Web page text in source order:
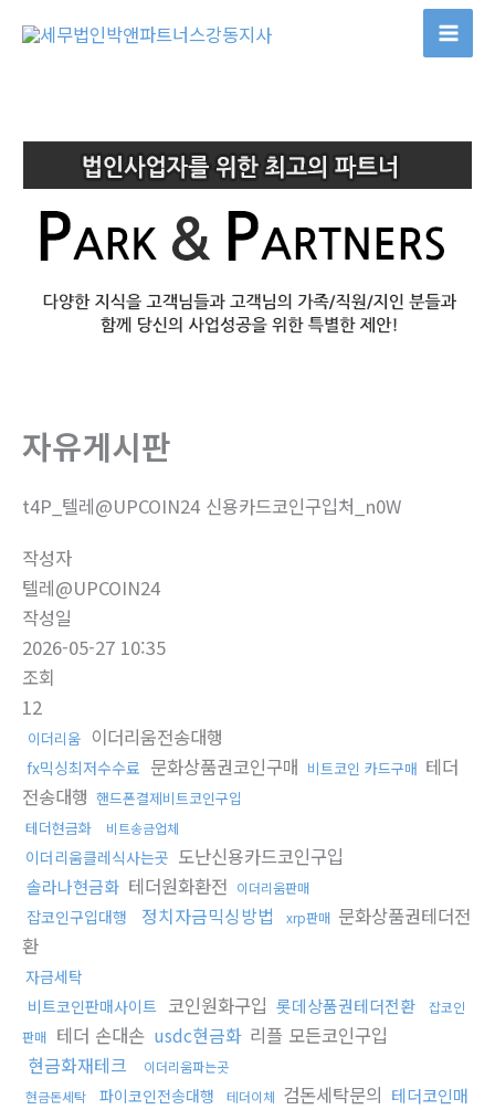
자유게시판
t4P_텔레@UPCOIN24 신용카드코인구입처_n0W
작성자
텔레@UPCOIN24
작성일
2026-05-27 10:35
조회
12
이더리움 이더리움전송대행
fx믹싱최저수수료 문화상품권코인구매 비트코인 카드구매 테더
전송대행 핸드폰결제비트코인구입
테더현금화
비트송금업체
이더리움클레식사는곳 도난신용카드코인구입
솔라나현금화 테더원화환전 이더리움판매
잡코인구입대행 정치자금믹싱방법 xrp판매 문화상품권테더전
환
자금세탁
비트코인판매사이트 코인원화구입 롯데상품권테더전환
잡코인
판매 테더 손대손 usdc현금화 리플 모든코인구입
현금화재테크
이더리움파는곳
현금돈세탁
파이코인전송대행 테더이체 검돈세탁문의 테더코인매